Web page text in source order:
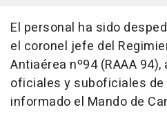
El personal ha sido
el coronel jefe del
Antiaérea nº94 (RAAA
oficiales y suboficiales de
informado el Mando de